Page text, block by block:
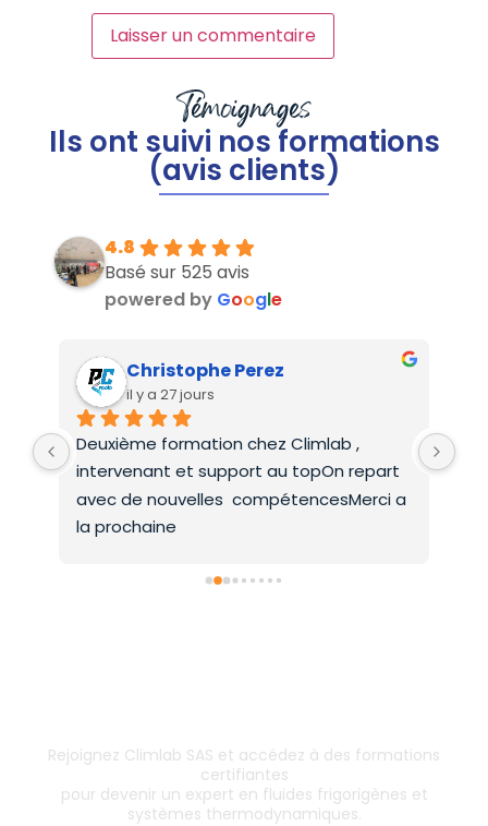
Témoignages
Ils ont suivi nos formations
(avis clients)
4.8
Basé sur 525 avis
powered by Google
Christophe Perez
il y a 27 jours
Deuxième formation chez Climlab ,
intervenant et support au topOn repart
avec de nouvelles  compétencesMerci a
la prochaine
Rejoignez Climlab SAS et accédez à des formations
certifiantes
pour devenir un expert en fluides frigorigènes et
systèmes thermodynamiques.